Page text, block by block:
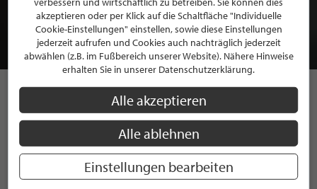
JETZT GRATIS BEWERBEN
STILPUNKTE AUF
INSTAGRAM
akzeptieren oder per Klick auf die Schaltfläche "Individuelle
Cookie-Einstellungen" einstellen, sowie diese Einstellungen
jederzeit aufrufen und Cookies auch nachträglich jederzeit
abwählen (z.B. im Fußbereich unserer Website). Nähere Hinweise
erhalten Sie in unserer Datenschutzerklärung.
Alle akzeptieren
Alle ablehnen
Einstellungen bearbeiten